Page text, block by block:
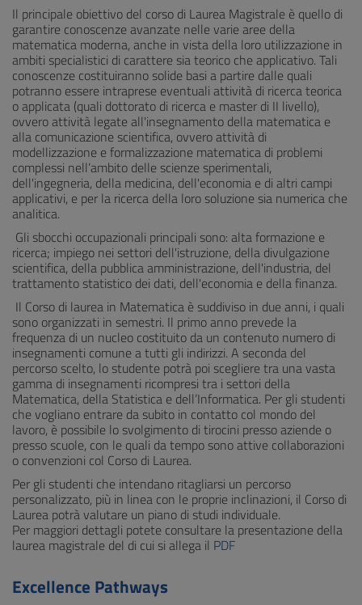
Il principale obiettivo del corso di Laurea Magistrale è quello di
garantire conoscenze avanzate nelle varie aree della
matematica moderna, anche in vista della loro utilizzazione in
ambiti specialistici di carattere sia teorico che applicativo. Tali
conoscenze costituiranno solide basi a partire dalle quali
potranno essere intraprese eventuali attività di ricerca teorica
o applicata (quali dottorato di ricerca e master di II livello),
ovvero attività legate all'insegnamento della matematica e
alla comunicazione scientifica, ovvero attività di
modellizzazione e formalizzazione matematica di problemi
complessi nell’ambito delle scienze sperimentali,
dell'ingegneria, della medicina, dell'economia e di altri campi
applicativi, e per la ricerca della loro soluzione sia numerica che
analitica.
Gli sbocchi occupazionali principali sono: alta formazione e
ricerca; impiego nei settori dell'istruzione, della divulgazione
scientifica, della pubblica amministrazione, dell'industria, del
trattamento statistico dei dati, dell'economia e della finanza.
Il Corso di laurea in Matematica è suddiviso in due anni, i quali
sono organizzati in semestri. Il primo anno prevede la
frequenza di un nucleo costituito da un contenuto numero di
insegnamenti comune a tutti gli indirizzi. A seconda del
percorso scelto, lo studente potrà poi scegliere tra una vasta
gamma di insegnamenti ricompresi tra i settori della
Matematica, della Statistica e dell’Informatica. Per gli studenti
che vogliano entrare da subito in contatto col mondo del
lavoro, è possibile lo svolgimento di tirocini presso aziende o
presso scuole, con le quali da tempo sono attive collaborazioni
o convenzioni col Corso di Laurea.
Per gli studenti che intendano ritagliarsi un percorso
personalizzato, più in linea con le proprie inclinazioni, il Corso di
Laurea potrà valutare un piano di studi individuale.
Per maggiori dettagli potete consultare la presentazione della
laurea magistrale del di cui si allega il PDF
Excellence Pathways